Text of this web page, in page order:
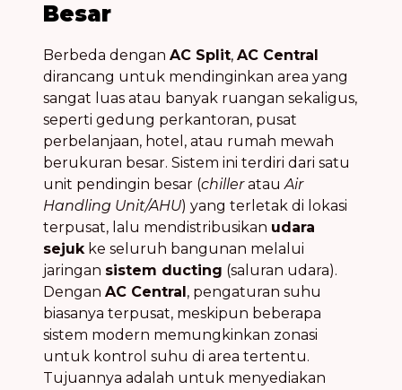
Besar
Berbeda dengan AC Split, AC Central
dirancang untuk mendinginkan area yang
sangat luas atau banyak ruangan sekaligus,
seperti gedung perkantoran, pusat
perbelanjaan, hotel, atau rumah mewah
berukuran besar. Sistem ini terdiri dari satu
unit pendingin besar (chilleratauAir
Handling Unit/AHU) yang terletak di lokasi
terpusat, lalu mendistribusikan udara
sejukke seluruh bangunan melalui
jaringan sistem ducting (saluran udara).
Dengan AC Central , pengaturan suhu
biasanya terpusat, meskipun beberapa
sistem modern memungkinkan zonasi
untuk kontrol suhu di area tertentu.
Tujuannya adalah untuk menyediakan